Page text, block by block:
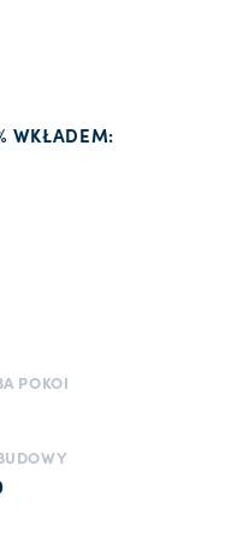
WKŁADEM:
POKOI